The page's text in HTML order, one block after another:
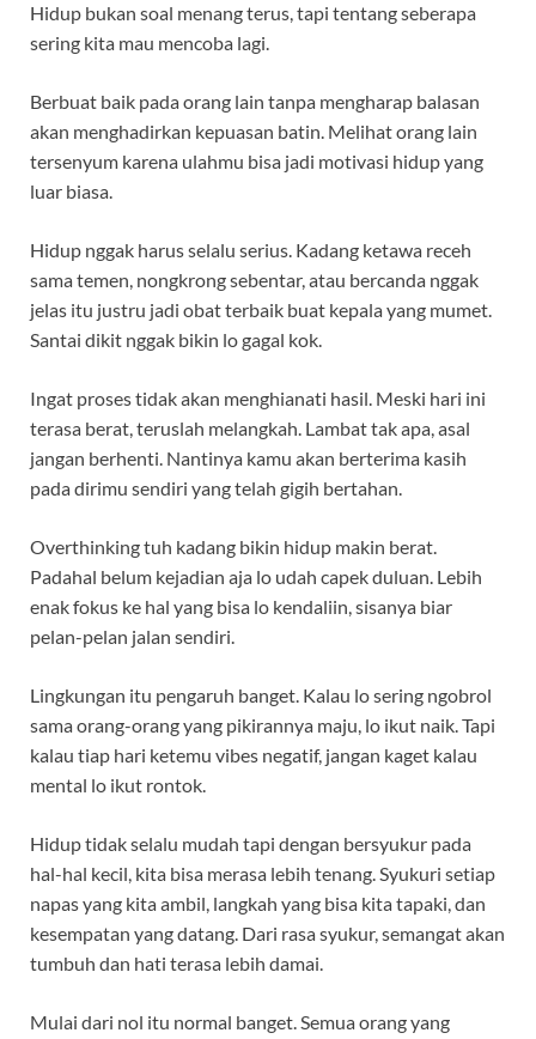
Hidup bukan soal menang terus, tapi tentang seberapa
sering kita mau mencoba lagi.
Berbuat baik pada orang lain tanpa mengharap balasan
akan menghadirkan kepuasan batin. Melihat orang lain
tersenyum karena ulahmu bisa jadi motivasi hidup yang
luar biasa.
Hidup nggak harus selalu serius. Kadang ketawa receh
sama temen, nongkrong sebentar, atau bercanda nggak
jelas itu justru jadi obat terbaik buat kepala yang mumet.
Santai dikit nggak bikin lo gagal kok.
Ingat proses tidak akan menghianati hasil. Meski hari ini
terasa berat, teruslah melangkah. Lambat tak apa, asal
jangan berhenti. Nantinya kamu akan berterima kasih
pada dirimu sendiri yang telah gigih bertahan.
Overthinking tuh kadang bikin hidup makin berat.
Padahal belum kejadian aja lo udah capek duluan. Lebih
enak fokus ke hal yang bisa lo kendaliin, sisanya biar
pelan-pelan jalan sendiri.
Lingkungan itu pengaruh banget. Kalau lo sering ngobrol
sama orang-orang yang pikirannya maju, lo ikut naik. Tapi
kalau tiap hari ketemu vibes negatif, jangan kaget kalau
mental lo ikut rontok.
Hidup tidak selalu mudah tapi dengan bersyukur pada
hal-hal kecil, kita bisa merasa lebih tenang. Syukuri setiap
napas yang kita ambil, langkah yang bisa kita tapaki, dan
kesempatan yang datang. Dari rasa syukur, semangat akan
tumbuh dan hati terasa lebih damai.
Mulai dari nol itu normal banget. Semua orang yang